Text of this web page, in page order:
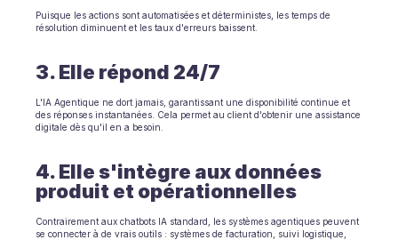
Puisque les actions sont automatisées et déterministes, les temps de
résolution diminuent et les taux d'erreurs baissent.
3. Elle répond 24/7
L'IA Agentique ne dort jamais, garantissant une disponibilité continue et
des réponses instantanées. Cela permet au client d'obtenir une assistance
digitale dès qu'il en a besoin.
4. Elle s'intègre aux données
produit et opérationnelles
Contrairement aux chatbots IA standard, les systèmes agentiques peuvent
se connecter à de vrais outils : systèmes de facturation, suivi logistique,